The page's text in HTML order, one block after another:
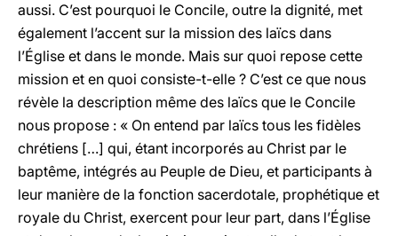
aussi. C’est pourquoi le Concile, outre la dignité, met
également l’accent sur la mission des laïcs dans
l’Église et dans le monde. Mais sur quoi repose cette
mission et en quoi consiste-t-elle ? C’est ce que nous
révèle la description même des laïcs que le Concile
nous propose : « On entend par laïcs tous les fidèles
chrétiens […] qui, étant incorporés au Christ par le
baptême, intégrés au Peuple de Dieu, et participants à
leur manière de la fonction sacerdotale, prophétique et
royale du Christ, exercent pour leur part, dans l’Église